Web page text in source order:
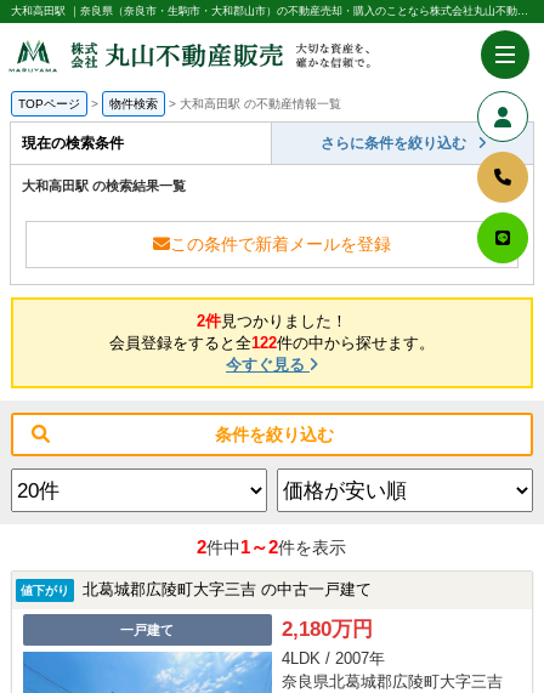
大和高田駅 ｜奈良県（奈良市・生駒市・大和郡山市）の不動産売却・購入のことなら株式会社丸山不動産販売
TOPページ 物件検索 大和高田駅 の不動産情報一覧
現在の検索条件 さらに条件を絞り込む
大和高田駅 の検索結果一覧
この条件で新着メールを登録
2件見つかりました！
会員登録をすると全122件の中から探せます。
今すぐ見る
条件を絞り込む
2件中1～2件を表示
値下がり 北葛城郡広陵町大字三吉 の中古一戸建て
一戸建て 2,180万円
4LDK / 2007年
奈良県北葛城郡広陵町大字三吉